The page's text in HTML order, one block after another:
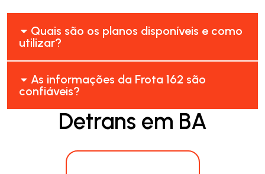
Quais são os planos disponíveis e como
utilizar?
As informações da Frota 162 são
confiáveis?
Detrans em BA